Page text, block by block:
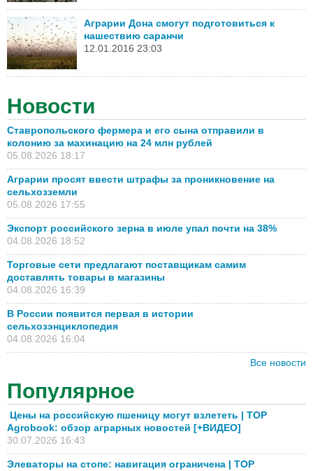
Аграрии Дона смогут подготовиться к
нашествию саранчи
12.01.2016 23:03
Новости
Ставропольского фермера и его сына отправили в
колонию за махинацию на 24 млн рублей
05.08.2026 18:17
Аграрии просят ввести штрафы за проникновение на
сельхозземли
05.08.2026 17:55
Экспорт российского зерна в июле упал почти на 38%
04.08.2026 18:52
Торговые сети предлагают поставщикам самим
доставлять товары в магазины
04.08.2026 16:39
В России появится первая в истории
сельхозэнциклопедия
04.08.2026 16:04
Все новости
Популярное
Цены на российскую пшеницу могут взлететь | TOP
Agrobook: обзор аграрных новостей [+ВИДЕО]
30.07.2026 16:43
Элеваторы на стопе: навигация ограничена | TOP